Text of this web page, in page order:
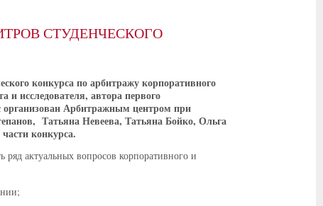
СТУДЕНЧЕСКОГО
конкурса по арбитражу корпоративного
исследователя, автора первого
Арбитражным центром при
Татьяна Невеева, Татьяна Бойко, Ольга
конкурса.
ряд актуальных вопросов корпоративного и